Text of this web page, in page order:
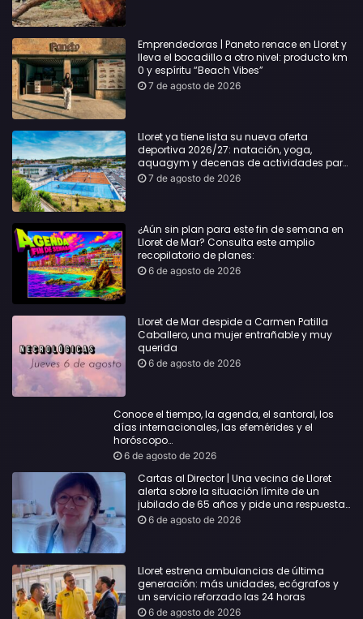
Emprendedoras | Paneto renace en Lloret y
lleva el bocadillo a otro nivel: producto km
0 y espíritu “Beach Vibes”
7 de agosto de 2026
Lloret ya tiene lista su nueva oferta
deportiva 2026/27: natación, yoga,
aquagym y decenas de actividades para
todas las edades
7 de agosto de 2026
¿Aún sin plan para este fin de semana en
Lloret de Mar? Consulta este amplio
recopilatorio de planes:
6 de agosto de 2026
Lloret de Mar despide a Carmen Patilla
Caballero, una mujer entrañable y muy
querida
6 de agosto de 2026
Conoce el tiempo, la agenda, el santoral, los
días internacionales, las efemérides y el
horóscopo…
6 de agosto de 2026
Cartas al Director | Una vecina de Lloret
alerta sobre la situación límite de un
jubilado de 65 años y pide una respuesta
urgente
6 de agosto de 2026
Lloret estrena ambulancias de última
generación: más unidades, ecógrafos y
un servicio reforzado las 24 horas
6 de agosto de 2026